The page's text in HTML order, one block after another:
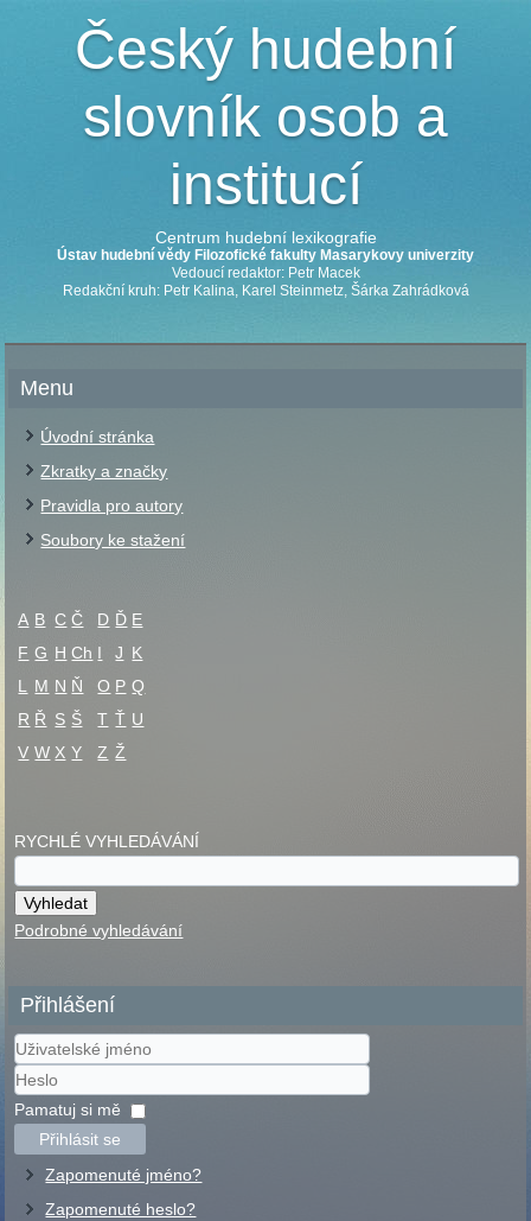
Český hudební
slovník osob a
institucí
Centrum hudební lexikografie
Ústav hudební vědy Filozofické fakulty Masarykovy univerzity
Vedoucí redaktor: Petr Macek
Redakční kruh: Petr Kalina, Karel Steinmetz, Šárka Zahrádková
Menu
Úvodní stránka
Zkratky a značky
Pravidla pro autory
Soubory ke stažení
A B C Č D Ď E
F G H Ch I J K
L
M N Ň O P Q
R Ř S Š T Ť U
V W X Y Z Ž
RYCHLÉ VYHLEDÁVÁNÍ
Podrobné vyhledávání
Přihlášení
Uživatelské
jméno
Heslo
Pamatuj si mě
Přihlásit se
Zapomenuté jméno?
Zapomenuté heslo?